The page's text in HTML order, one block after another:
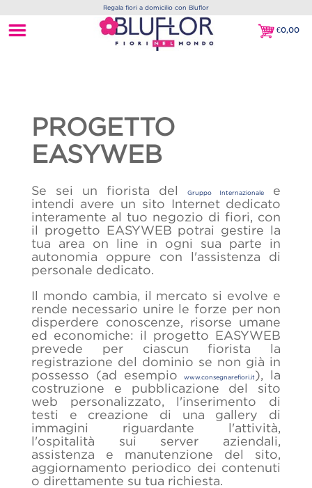
Regala fiori a domicilio con Bluflor
€0,00
€0,00
PROGETTO
EASYWEB
Se sei un fiorista delGruppo Internazionale
e
intendi avere un sito Internet dedicato
interamente al tuo negozio di fiori, con
il progetto EASYWEB potrai gestire la
tua area on line in ogni sua parte in
autonomia oppure con l'assistenza di
personale dedicato.
Il mondo cambia, il mercato si evolve e
rende necessario unire le forze per non
disperdere conoscenze, risorse umane
ed economiche: il progetto EASYWEB
prevede per ciascun fiorista la
registrazione del dominio se non già in
possesso (ad esempiowww.consegnarefiori.it ), la
costruzione e pubblicazione del sito
web personalizzato, l'inserimento di
testi e creazione di una gallery di
immagini riguardante l'attività,
l'ospitalità sui server aziendali,
assistenza e manutenzione del sito,
aggiornamento periodico dei contenuti
o direttamente su tua richiesta.